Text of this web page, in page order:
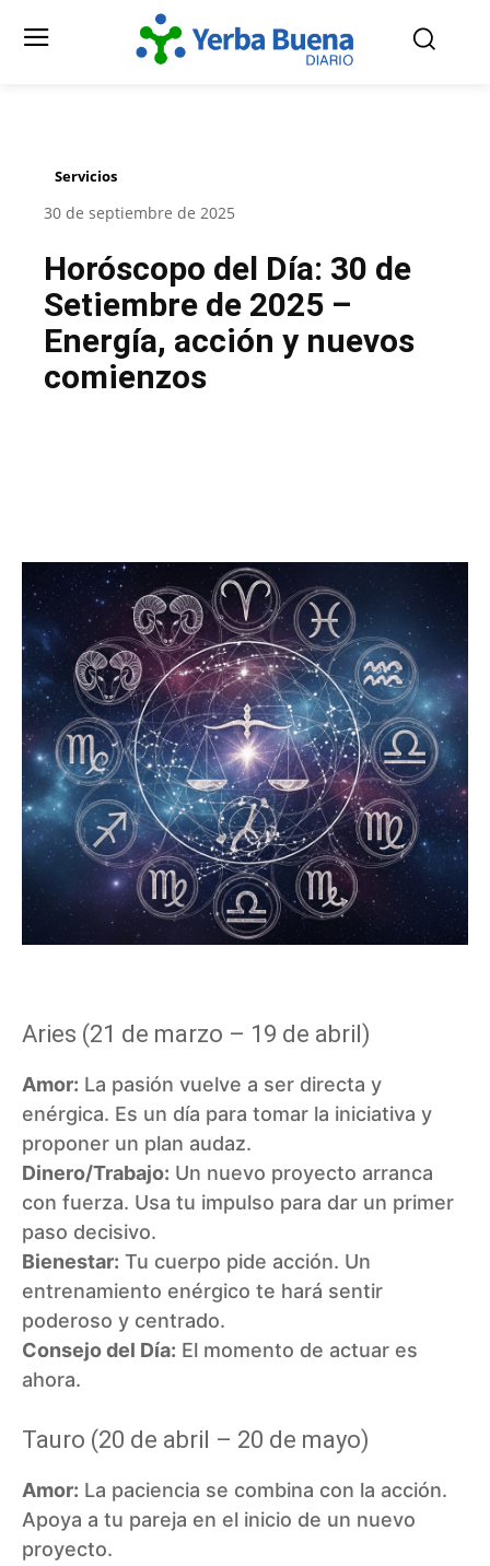
Servicios
30 de septiembre de 2025
Horóscopo del Día: 30 de
Setiembre de 2025 –
Energía, acción y nuevos
comienzos
Aries (21 de marzo – 19 de abril)
Amor: La pasión vuelve a ser directa y
enérgica. Es un día para tomar la iniciativa y
proponer un plan audaz.
Dinero/Trabajo: Un nuevo proyecto arranca
con fuerza. Usa tu impulso para dar un primer
paso decisivo.
Bienestar: Tu cuerpo pide acción. Un
entrenamiento enérgico te hará sentir
poderoso y centrado.
Consejo del Día: El momento de actuar es
ahora.
Tauro (20 de abril – 20 de mayo)
Amor: La paciencia se combina con la acción.
Apoya a tu pareja en el inicio de un nuevo
proyecto.